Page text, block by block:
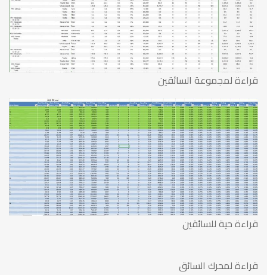
قراءة لمجموعة السائقين
قراءة حية للسائقين
قراءة لمحرك السائق